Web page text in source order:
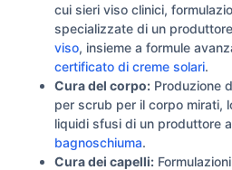
cui sieri viso clinici,
specializzate di un
viso, insieme a formule
certificato di creme solari.
Cura del corpo: Produzione
per scrub per il corpo mirati,
liquidi sfusi di un produttore
bagnoschiuma.
Cura dei capelli: